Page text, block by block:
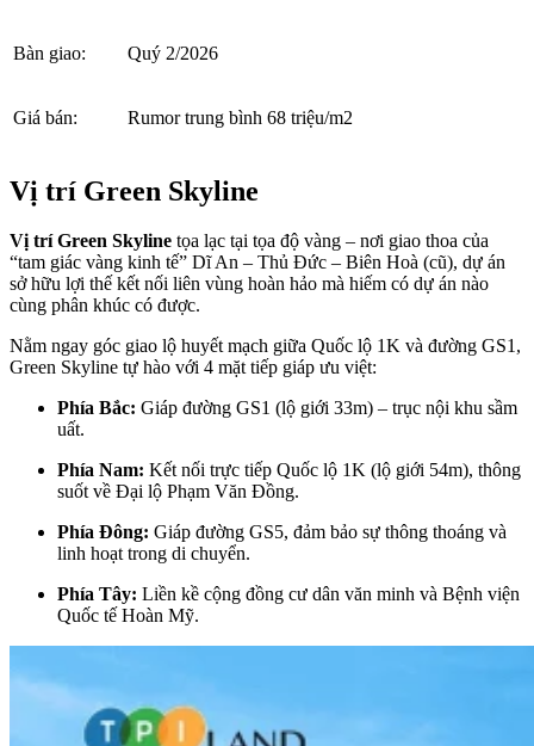
Bàn giao: Quý 2/2026
Giá bán: Rumor trung bình 68 triệu/m2
Vị trí Green Skyline
Vị trí Green Skyline tọa lạc tại tọa độ vàng – nơi giao thoa của
“tam giác vàng kinh tế” Dĩ An – Thủ Đức – Biên Hoà (cũ), dự án
sở hữu lợi thế kết nối liên vùng hoàn hảo mà hiếm có dự án nào
cùng phân khúc có được.
Nằm ngay góc giao lộ huyết mạch giữa Quốc lộ 1K và đường GS1,
Green Skyline tự hào với 4 mặt tiếp giáp ưu việt:
Phía Bắc: Giáp đường GS1 (lộ giới 33m) – trục nội khu sầm
uất.
Phía Nam: Kết nối trực tiếp Quốc lộ 1K (lộ giới 54m), thông
suốt về Đại lộ Phạm Văn Đồng.
Phía Đông: Giáp đường GS5, đảm bảo sự thông thoáng và
linh hoạt trong di chuyển.
Phía Tây: Liền kề cộng đồng cư dân văn minh và Bệnh viện
Quốc tế Hoàn Mỹ.